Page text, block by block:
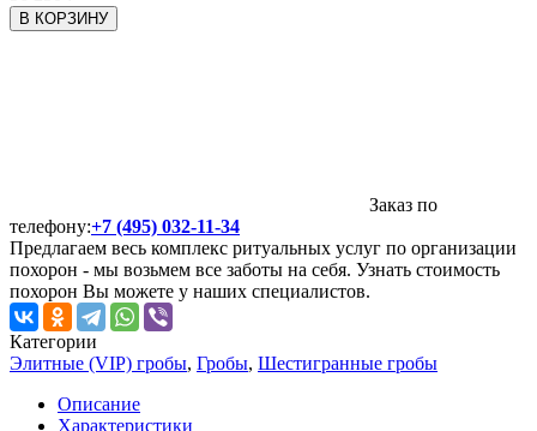
В КОРЗИНУ
Заказ по
телефону:+7 (495) 032-11-34
Предлагаем весь комплекс ритуальных услуг по организации
похорон - мы возьмем все заботы на себя. Узнать стоимость
похорон Вы можете у наших специалистов.
Категории
Элитные (VIP) гробы, Гробы, Шестигранные гробы
Описание
Характеристики